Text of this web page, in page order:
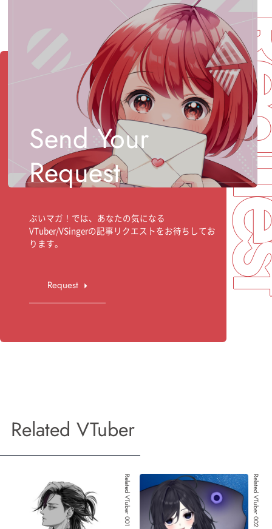
Send Your
Request
ぶいマガ！では、あなたの気になる
VTuber/VSingerの記事リクエストをお待ちしてお
ります。
Request
Related VTuber
Related VTuber 001 Related VTuber 002